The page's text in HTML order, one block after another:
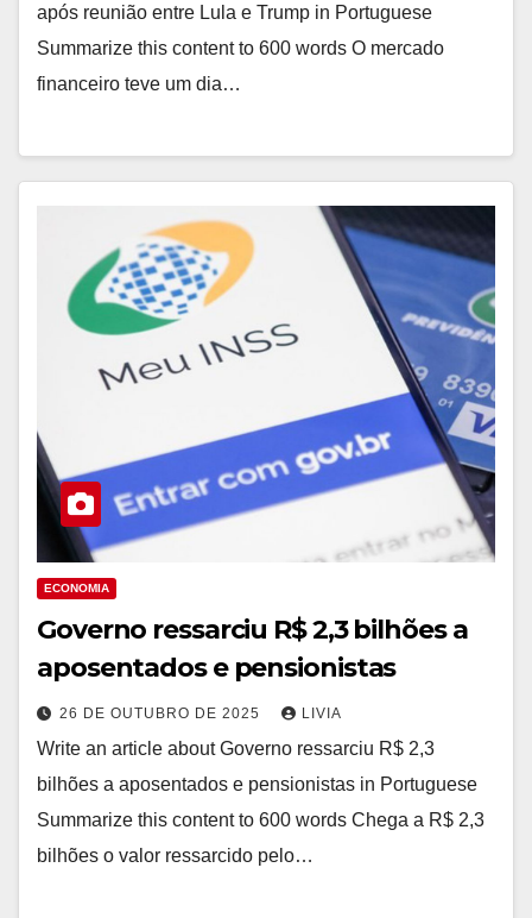
após reunião entre Lula e Trump in Portuguese
Summarize this content to 600 words O mercado
financeiro teve um dia…
ECONOMIA
Governo ressarciu R$ 2,3 bilhões a
aposentados e pensionistas
26 DE OUTUBRO DE 2025 LIVIA
Write an article about Governo ressarciu R$ 2,3
bilhões a aposentados e pensionistas in Portuguese
Summarize this content to 600 words Chega a R$ 2,3
bilhões o valor ressarcido pelo…